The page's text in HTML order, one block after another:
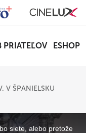
PRIATEĽOV ESHOP
V ŠPANIELSKU
siete, alebo pretože